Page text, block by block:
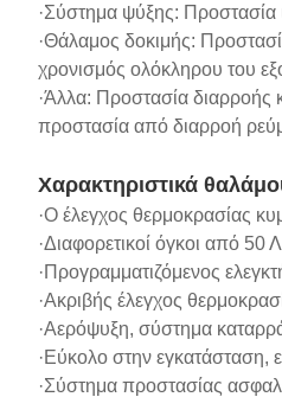
·Σύστημα ψύξης: Προστασία
·Θάλαμος δοκιμής:
χρονισμός ολόκληρου του
·Άλλα: Προστασία διαρροής
προστασία από διαρροή
Χαρακτηριστικά
·Ο έλεγχος
·Διαφορετικοί όγκοι από 50
·Προγραμματιζόμενος
·Ακριβής έλεγχος
·Αερόψυξη, σύστημα
·Εύκολο στην εγκατάσταση,
·Σύστημα προστασίας